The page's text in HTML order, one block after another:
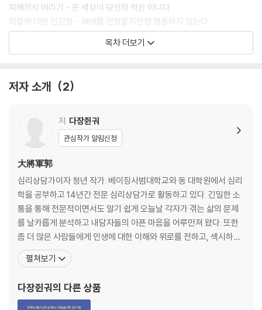
피해의식 버리기 - 온 세상이 당신의 적은 아니다
좌절에 대한 민감함 - 패배를 인정할지언정 행동하지 않는다
선택의 두려움 - 항상 결정을 주저하는 이유
가면 증후군 - 내면을 들킬까 줄곧 다른 사람인 척하고 있다
감정 단절 - 당신의 슬픔은 반드시 보여줘야 한다
감정 조절 실패 - 감정은 자신을 먼저 해치는 시한폭탄이다
외모 강박 - 거울 속의 나는 결코 완벽할 수 없다
3장 관계 집착
소라게 인격 - 걸핏하면 수신을 차단하는 당신
수동적 공격 - 수동적 공격형 연인은 얼마나 무서운가?
관계의 악순환 - 헤어지지도 사랑하지도 못하는 이별 마니아
운명적인 만남 - 운명적 사랑을 꿈꾸는 철없는 당신에게
심리적 ‘유모’ - 당신은 지금껏 젖을 뗀 적이 없는 ‘거대한 아기’다
자기혐오의 투사 - 다른 사람의 열등감에 대가를 치르지 마라
목차 더보기
저자 소개 2
저 다장쥔궈
관심작가 알림신청
大將軍郭
심리상담가이자 청년 작가. 베이징사범대학교와 동 대학원에서 심리
학을 공부하고 14년간 전문 심리상담가로 활동하고 있다. 긴밀한 소
통을 통해 전문적이면서도 알기 쉽게 오늘날 각자가 겪는 삶의 문제
를 날카롭게 분석하고 내담자들의 아픈 마음을 어루만져 왔다. 또한
좀 더 많은 사람들에게 인생에 대한 이해와 위로를 전하고, 섹시하면
서도 실용적인 심리학 지식을 알리기 위해 1인 미디어 〈우리 모두 마
음이 아프다〉에 글을 연재하기 시작했으며 50만 명이 넘는 열성 팬들
자신을 인식하고 이해하게 된다. 저자의 대표작으로는 『나는
펼쳐보기
다장쥔궈의 다른 상품